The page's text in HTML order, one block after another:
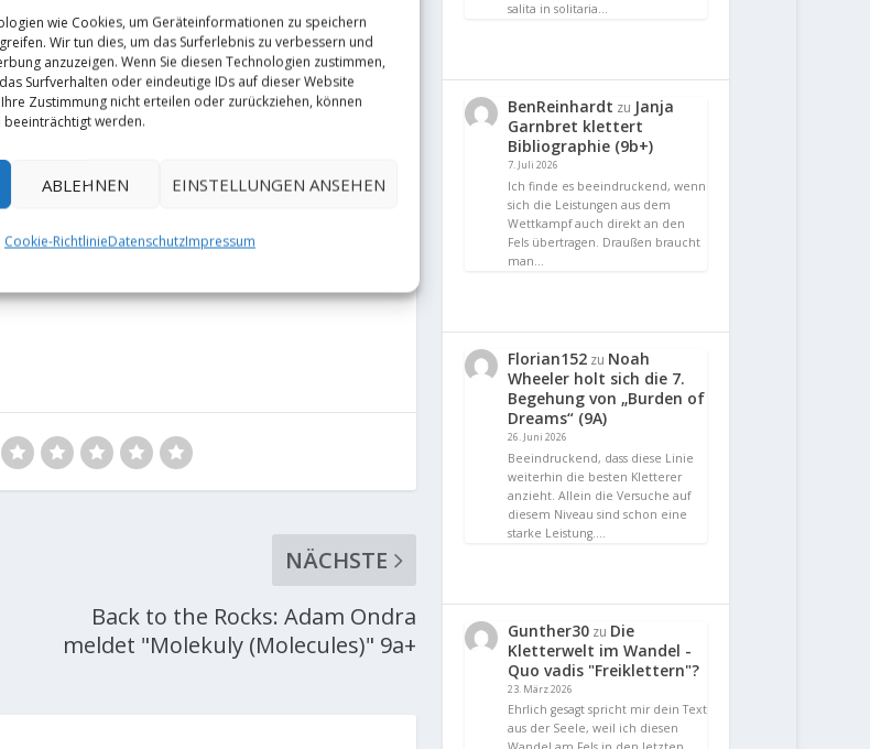
wie Cookies, um Geräteinformationen zu speichern
Wir tun dies, um das Surferlebnis zu verbessern und
anzuzeigen. Wenn Sie diesen Technologien zustimmen,
Surfverhalten oder eindeutige IDs auf dieser Website
Zustimmung nicht erteilen oder zurückziehen, können
werden.
ABLEHNEN EINSTELLUNGEN ANSEHEN
Cookie-RichtlinieDatenschutzImpressum
NÄCHSTE
Back to the Rocks: Adam Ondra
meldet "Molekuly (Molecules)" 9a+
salita in solitaria…
BenReinhardt zu Janja
Garnbret klettert
Bibliographie (9b+)
7. Juli 2026
Ich finde es beeindruckend, wenn
sich die Leistungen aus dem
Wettkampf auch direkt an den
Fels übertragen. Draußen braucht
man…
Florian152 zu Noah
Wheeler holt sich die 7.
Begehung von „Burden of
Dreams“ (9A)
26. Juni 2026
Beeindruckend, dass diese Linie
weiterhin die besten Kletterer
anzieht. Allein die Versuche auf
diesem Niveau sind schon eine
starke Leistung.…
Gunther30 zu Die
Kletterwelt im Wandel -
Quo vadis "Freiklettern"?
23. März 2026
Ehrlich gesagt spricht mir dein Text
aus der Seele, weil ich diesen